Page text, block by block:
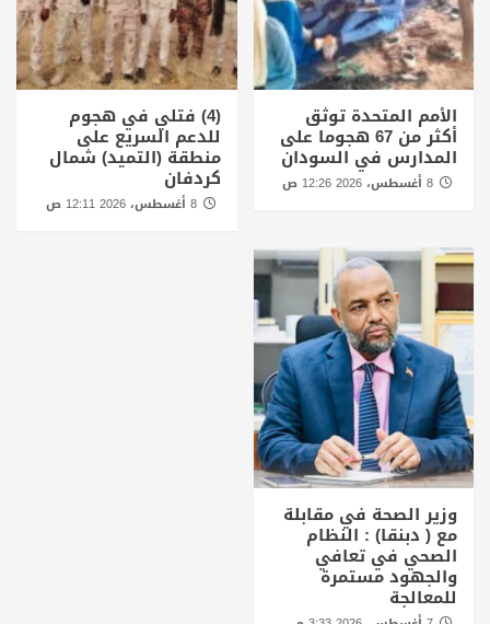
الأمم المتحدة توثق
أكثر من 67 هجوما على
المدارس في السودان
(4) فتلي في هجوم
للدعم السريع على
منطقة (التميد) شمال
كردفان
8 أغسطس، 2026 12:11 ص
وزير الصحة في مقابلة
مع ( دبنقا) : النظام
الصحي في تعافي
والجهود مستمرة
للمعالجة